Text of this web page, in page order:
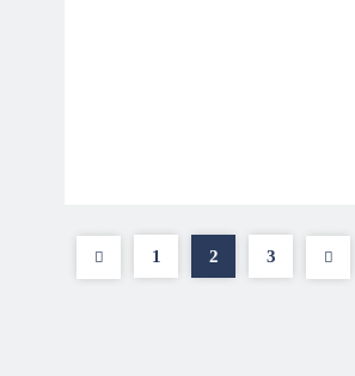
1 2 3